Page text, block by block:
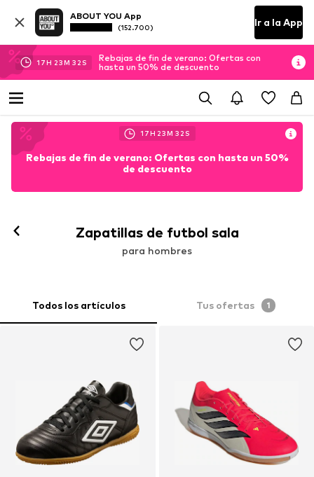
ABOUT YOU App
(152.700) Ir a la App
17H 23M 31 S
Rebajas de fin de verano: Ofertas con
hasta un 50% de descuento
17H 23M 31 S
Rebajas de fin de verano: Ofertas con hasta un 50%
de descuento
Zapatillas de futbol sala
para hombres
Todos los artículos Tus ofertas 1